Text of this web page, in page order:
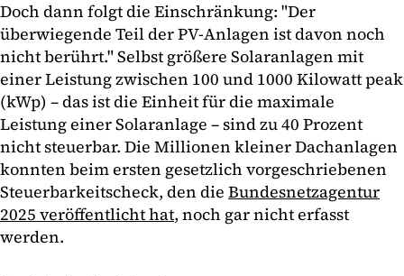
Doch dann folgt die Einschränkung: "Der
überwiegende Teil der PV-Anlagen ist davon noch
nicht berührt." Selbst größere Solaranlagen mit
einer Leistung zwischen 100 und 1000 Kilowatt peak
(kWp) – das ist die Einheit für die maximale
Leistung einer Solaranlage – sind zu 40 Prozent
nicht steuerbar. Die Millionen kleiner Dachanlagen
konnten beim ersten gesetzlich vorgeschriebenen
Steuerbarkeitscheck, den die Bundesnetzagentur
2025 veröffentlicht hat, noch gar nicht erfasst
werden.